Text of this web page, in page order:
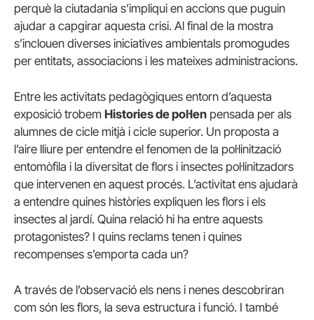
perquè la ciutadania s’impliqui en accions que puguin
ajudar a capgirar aquesta crisi. Al final de la mostra
s’inclouen diverses iniciatives ambientals promogudes
per entitats, associacions i les mateixes administracions.
Entre les activitats pedagògiques entorn d’aquesta
exposició trobem Histories de pol·len pensada per als
alumnes de cicle mitjà i cicle superior. Un proposta a
l’aire lliure per entendre el fenomen de la pol·linització
entomòfila i la diversitat de flors i insectes pol·linitzadors
que intervenen en aquest procés. L’activitat ens ajudarà
a entendre quines històries expliquen les flors i els
insectes al jardí. Quina relació hi ha entre aquests
protagonistes? I quins reclams tenen i quines
recompenses s’emporta cada un?
A través de l’observació els nens i nenes descobriran
com són les flors, la seva estructura i funció. I també